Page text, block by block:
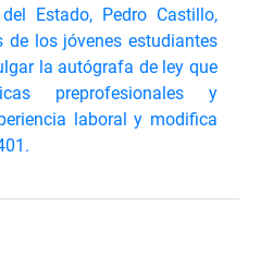
Estado, Pedro Castillo,
de los jóvenes estudiantes
la autógrafa de ley que
preprofesionales y
laboral y modifica